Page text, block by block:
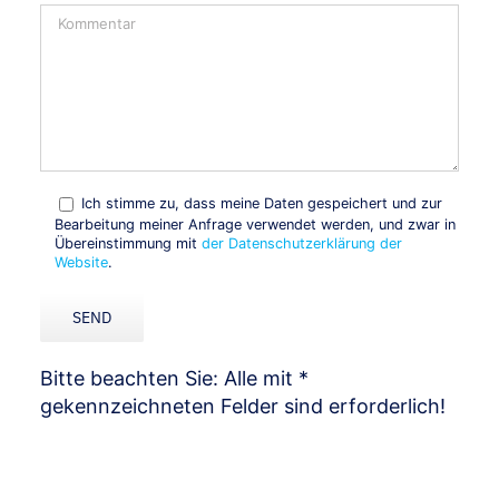
Ich stimme zu, dass meine Daten gespeichert und zur
Bearbeitung meiner Anfrage verwendet werden, und zwar in
Übereinstimmung mit der Datenschutzerklärung der
Website.
Bitte beachten Sie: Alle mit *
gekennzeichneten Felder sind erforderlich!